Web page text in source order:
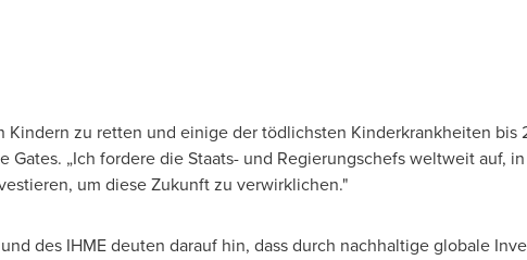
Kindern zu retten und einige der tödlichsten Kinderkrankheiten bis
Gates. „Ich fordere die Staats- und Regierungschefs weltweit auf,
um diese Zukunft zu verwirklichen."
des IHME deuten darauf hin, dass durch nachhaltige globale